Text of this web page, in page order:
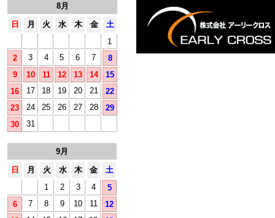
8月
日
月 火 水 木 金
土
1
2
3 4 5 6 7
8
9
10 11 12 13 14
15
16
17 18 19 20 21
22
23
24 25 26 27 28
29
30
31
9月
日
月 火 水 木 金
土
1
2 3 4
5
6
7 8 9 10 11
12